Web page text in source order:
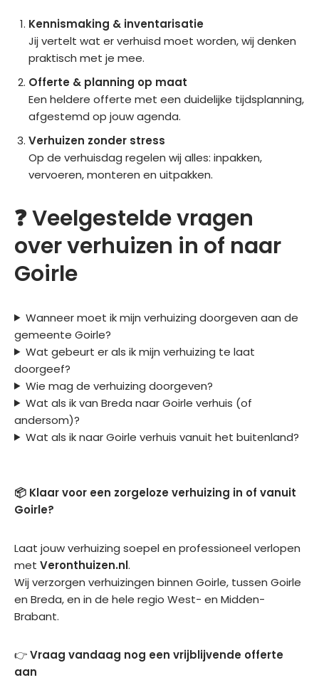
Vero
kiez
Kennismaking & inventarisatie
Jij vertelt wat er verhuisd moet worden, wij denken
praktisch met je mee.
Offerte & planning op maat
Een heldere offerte met een duidelijke tijdsplanning,
afgestemd op jouw agenda.
Verhuizen zonder stress
Op de verhuisdag regelen wij alles: inpakken,
vervoeren, monteren en uitpakken.
❓ Veelgestelde vragen
over verhuizen in of naar
Goirle
Wanneer moet ik mijn verhuizing doorgeven aan de
gemeente Goirle?
Wat gebeurt er als ik mijn verhuizing te laat
doorgeef?
Wie mag de verhuizing doorgeven?
Wat als ik van Breda naar Goirle verhuis (of
andersom)?
Wat als ik naar Goirle verhuis vanuit het buitenland?
📦 Klaar voor een zorgeloze verhuizing in of vanuit
Goirle?
Laat jouw verhuizing soepel en professioneel verlopen
met Veronthuizen.nl.
Wij verzorgen verhuizingen binnen Goirle, tussen Goirle
en Breda, en in de hele regio West- en Midden-
Brabant.
👉Vraag vandaag nog een vrijblijvende offerte
aan